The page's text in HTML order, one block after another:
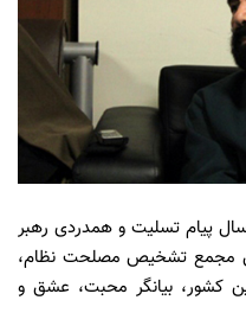
پیام تسلیت و همدردی رهبر
مجمع تشخیص مصلحت نظام،
کشور، بیانگر محبت، عشق و